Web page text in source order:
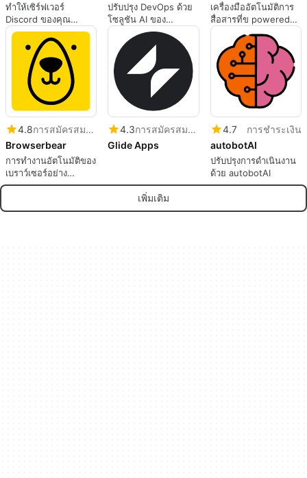
ทำให้เซิร์ฟเวอร์
Discord ของคุณ
อัตโนมัติกับ PunkyAI
ปรับปรุง DevOps ด้วย
โซลูชัน AI ของ
AutoInfra
เครื่องมืออัตโนมัติการ
สื่อสารที่ข powered
โดย AI
4.8
การสมัครสมาชิก
Browserbear
การทำงานอัตโนมัติของ
เบราว์เซอร์อย่าง
ง่ายดายด้วย
4.3
การสมัครสมาชิก
Glide Apps
4.7
การชำระเงิน
autobotAI
ปรับปรุงการดำเนินงาน
ด้วย autobotAI
เพิ่มเติม